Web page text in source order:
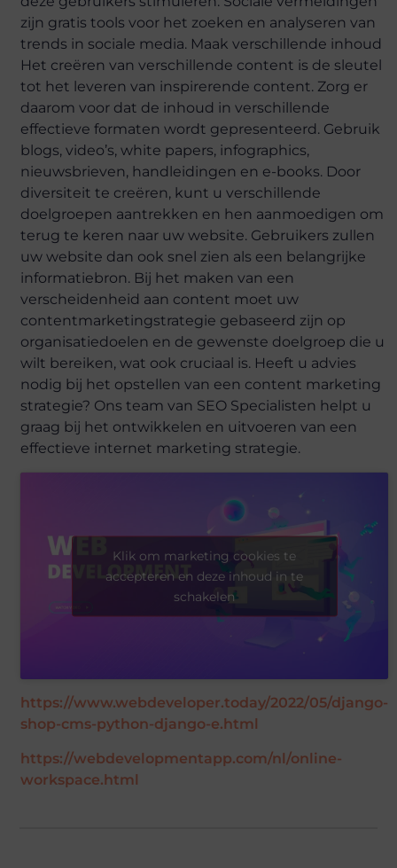
zijn gratis tools voor het zoeken en analyseren van
trends in sociale media. Maak verschillende inhoud
Het creëren van verschillende content is de sleutel
tot het leveren van inspirerende content. Zorg er
daarom voor dat de inhoud in verschillende
effectieve formaten wordt gepresenteerd. Gebruik
blogs, video’s, white papers, infographics,
nieuwsbrieven, handleidingen en e-books. Door
diversiteit te creëren, kunt u verschillende
doelgroepen aantrekken en hen aanmoedigen om
terug te keren naar uw website. Gebruikers zullen
uw website dan ook snel zien als een belangrijke
informatiebron. Bij het maken van een
verscheidenheid aan content moet uw
contentmarketingstrategie gebaseerd zijn op
organisatiedoelen en de gewenste doelgroep die u
wilt bereiken, wat ook cruciaal is. Heeft u advies
nodig bij het opstellen van een content marketing
strategie? Ons team van SEO Specialisten helpt u
graag bij het ontwikkelen en uitvoeren van een
effectieve internet marketing strategie.
Klik om marketing cookies te
accepteren en deze inhoud in te
schakelen
https://www.webdeveloper.today/2022/05/django-
shop-cms-python-django-e.html
https://webdevelopmentapp.com/nl/online-
workspace.html